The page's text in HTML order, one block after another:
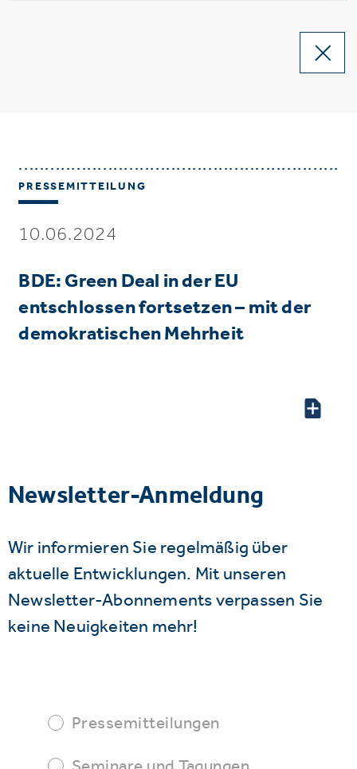
PRESSEMITTEILUNG
10.06.2024
BDE: Green Deal in der EU
entschlossen fortsetzen – mit der
demokratischen Mehrheit
Newsletter-Anmeldung
Wir informieren Sie regelmäßig über
aktuelle Entwicklungen. Mit unseren
Newsletter-Abonnements verpassen Sie
keine Neuigkeiten mehr!
Pressemitteilungen